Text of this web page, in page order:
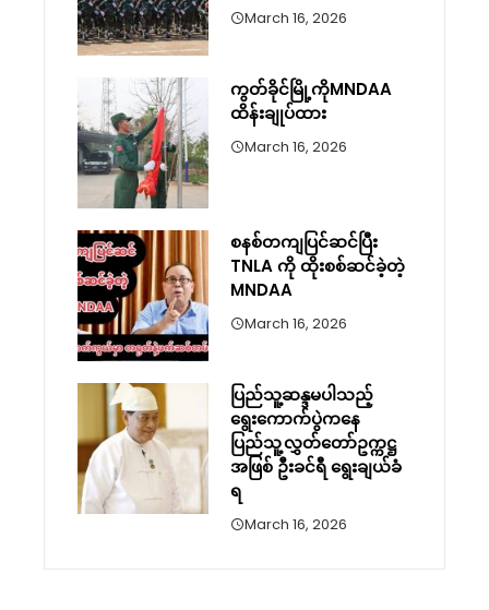
March 16, 2026
ကွတ်ခိုင်မြို့ကိုMNDAA
ထိန်းချုပ်ထား
March 16, 2026
စနစ်တကျပြင်ဆင်ပြီး
TNLA ကို ထိုးစစ်ဆင်ခဲ့တဲ့
MNDAA
March 16, 2026
ပြည်သူ့ဆန္ဒမပါသည့်
ရွေးကောက်ပွဲကနေ
ပြည်သူ့လွှတ်တော်ဥက္ကဋ္ဌ
အဖြစ် ဦးခင်ရီ ရွေးချယ်ခံ
ရ
March 16, 2026